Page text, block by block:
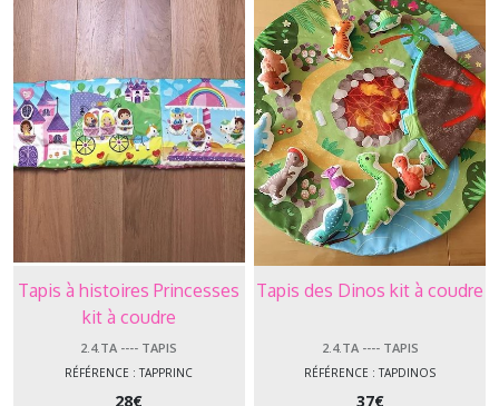
Tapis à histoires Princesses
kit à coudre
2.4.TA ---- TAPIS
RÉFÉRENCE : TAPPRINC
28€
Tapis des Dinos kit à coudre
2.4.TA ---- TAPIS
RÉFÉRENCE : TAPDINOS
37€